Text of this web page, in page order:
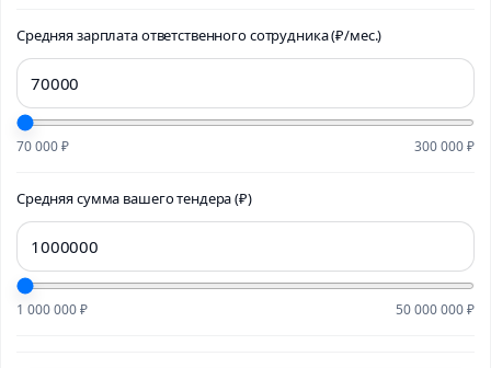
Средняя зарплата ответственного сотрудника (₽/мес.)
70 000 ₽ 300 000 ₽
Средняя сумма вашего тендера (₽)
1 000 000 ₽ 50 000 000 ₽